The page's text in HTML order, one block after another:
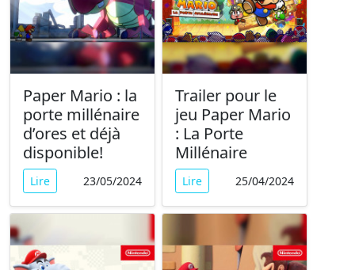
Paper Mario : la
porte millénaire
d’ores et déjà
disponible!
Lire 23/05/2024
Trailer pour le
jeu Paper Mario
: La Porte
Millénaire
Lire 25/04/2024